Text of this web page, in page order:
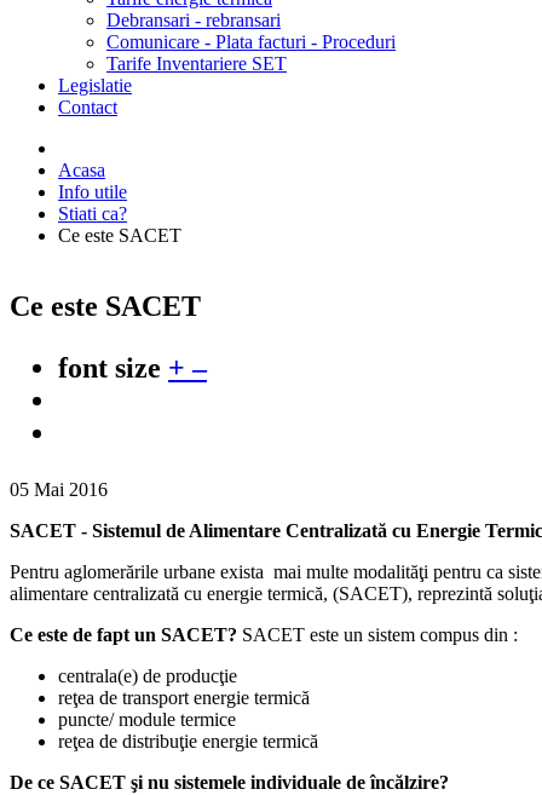
Debransari - rebransari
Comunicare - Plata facturi - Proceduri
Tarife Inventariere SET
Legislatie
Contact
Acasa
Info utile
Stiati ca?
Ce este SACET
Ce este SACET
font size +–
05 Mai 2016
SACET - Sistemul de Alimentare Centralizată cu Energie
Pentru aglomerările urbane exista mai multe modalităţi pentru ca
alimentare centralizată cu energie termică, (SACET), reprezintă
Ce este de fapt un SACET? SACET este un sistem compus din :
centrala(e) de producţie
reţea de transport energie termică
puncte/ module termice
reţea de distribuţie energie termică
De ce SACET şi nu sistemele individuale de încălzire?